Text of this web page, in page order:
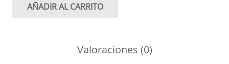
AÑADIR AL CARRITO
Valoraciones (0)